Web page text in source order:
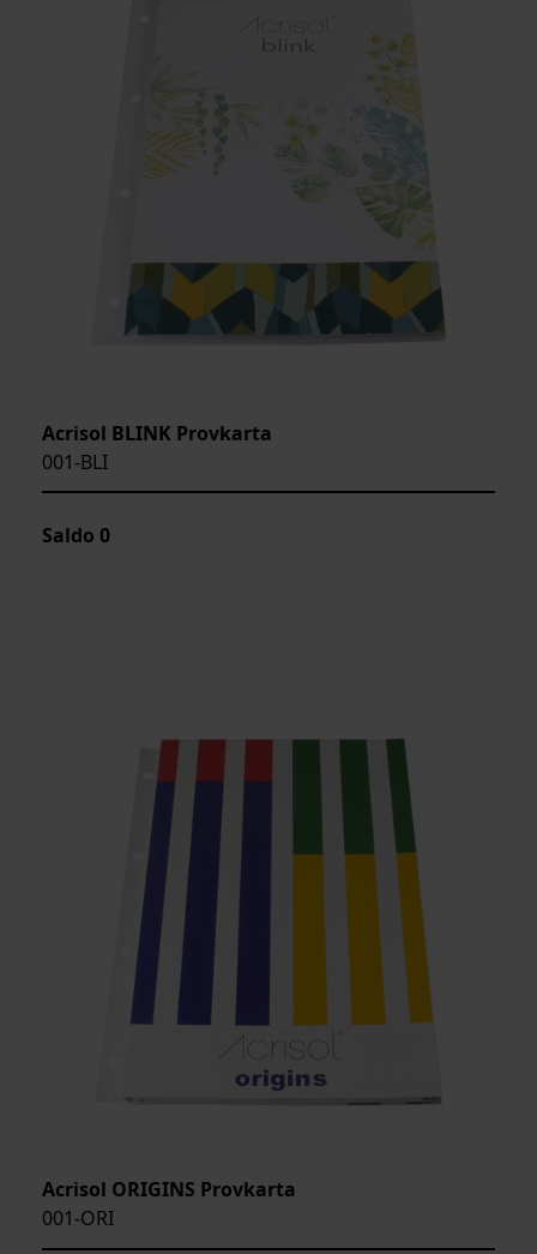
Acrisol BLINK Provkarta
001-BLI
Saldo 0
Acrisol ORIGINS Provkarta
001-ORI